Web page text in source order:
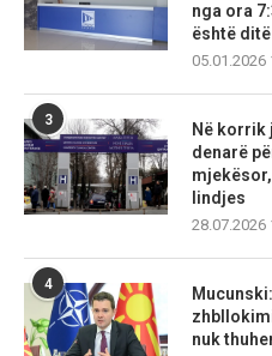
nga ora
është
05.01.2026
3
Në korrik
denarë
lindjes
28.07.2026
4
nuk